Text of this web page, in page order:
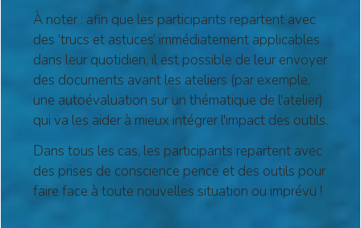
À noter : afin que les participants repartent avec
des ‘trucs et astuces’ immédiatement applicables
dans leur quotidien, il est possible de leur envoyer
des documents avant les ateliers (par exemple,
une autoévaluation sur un thématique de l'atelier)
qui va les aider à mieux intégrer l'impact des outils.
Dans tous les cas, les participants repartent avec
des prises de conscience pence et des outils pour
faire face à toute nouvelles situation ou imprévu !